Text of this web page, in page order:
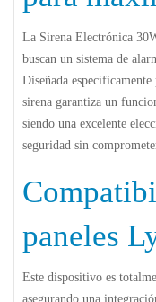
La Sirena Electrónica
buscan un sistema de
Diseñada
sirena garantiza un
siendo una excelente
seguridad sin
paneles
Este dispositivo es
asegurando una